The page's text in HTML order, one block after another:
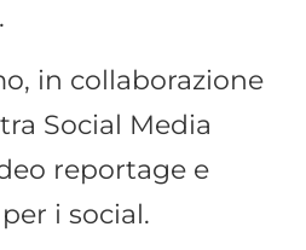
in collaborazione
Social Media
reportage e
i social.